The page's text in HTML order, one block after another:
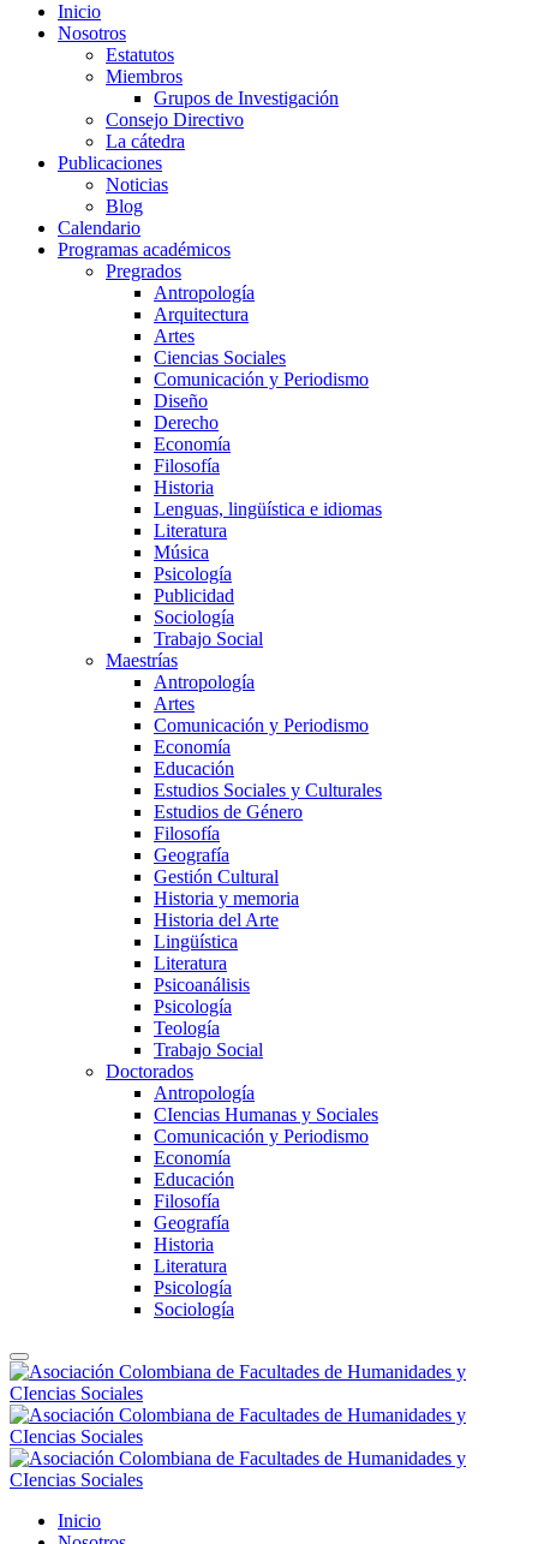
Inicio
Nosotros
Estatutos
Miembros
Grupos de Investigación
Consejo Directivo
La cátedra
Publicaciones
Noticias
Blog
Calendario
Programas académicos
Pregrados
Antropología
Arquitectura
Artes
Ciencias Sociales
Comunicación y Periodismo
Diseño
Derecho
Economía
Filosofía
Historia
Lenguas, lingüística e idiomas
Literatura
Música
Psicología
Publicidad
Sociología
Trabajo Social
Maestrías
Antropología
Artes
Comunicación y Periodismo
Economía
Educación
Estudios Sociales y Culturales
Estudios de Género
Filosofía
Geografía
Gestión Cultural
Historia y memoria
Historia del Arte
Lingüística
Literatura
Psicoanálisis
Psicología
Teología
Trabajo Social
Doctorados
Antropología
CIencias Humanas y Sociales
Comunicación y Periodismo
Economía
Educación
Filosofía
Geografía
Historia
Literatura
Psicología
Sociología
Inicio